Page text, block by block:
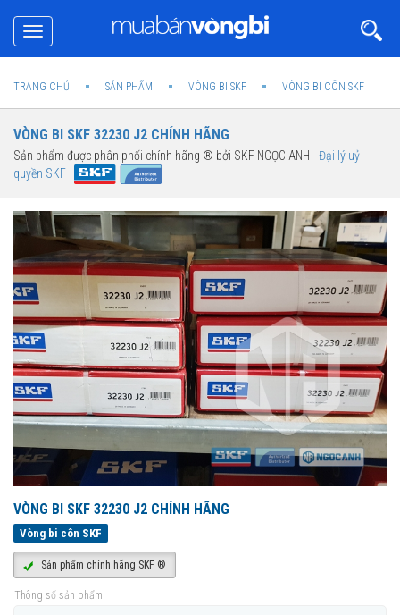
Toggle
navigation
TRANG CHỦ SẢN PHẨM VÒNG BI SKF VÒNG BI CÔN SKF
VÒNG BI SKF 32230 J2 CHÍNH HÃNG
Sản phẩm được phân phối chính hãng ® bởi SKF NGỌC ANH -Đại lý uỷ
quyền SKF
VÒNG BI SKF 32230 J2 CHÍNH HÃNG
Vòng bi côn SKF
Sản phẩm chính hãng SKF ®
Thông số sản phẩm